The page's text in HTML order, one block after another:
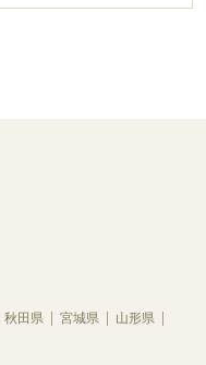
秋田県 宮城県
山形県